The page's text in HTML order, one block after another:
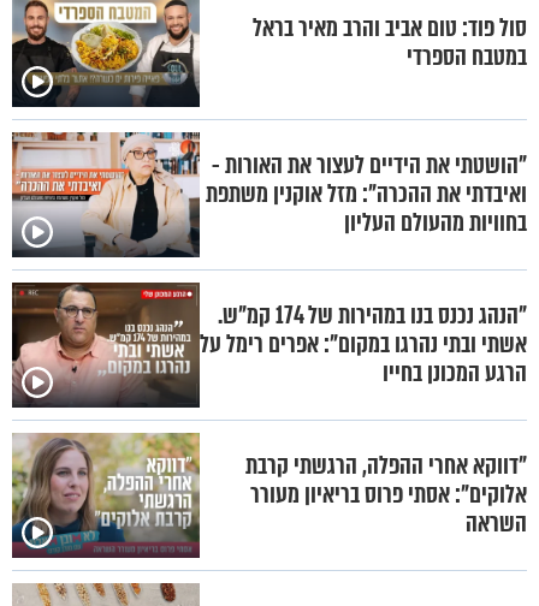
סול פוד: טום אביב והרב מאיר בראל
במטבח הספרדי
"הושטתי את הידיים לעצור את האורות -
ואיבדתי את ההכרה": מזל אוקנין משתפת
בחוויות מהעולם העליון
"הנהג נכנס בנו במהירות של 174 קמ"ש.
אשתי ובתי נהרגו במקום": אפרים רימל על
הרגע המכונן בחייו
"דווקא אחרי ההפלה, הרגשתי קרבת
אלוקים": אסתי פרוס בריאיון מעורר
השראה